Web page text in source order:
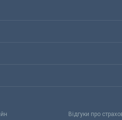
Відгуки про